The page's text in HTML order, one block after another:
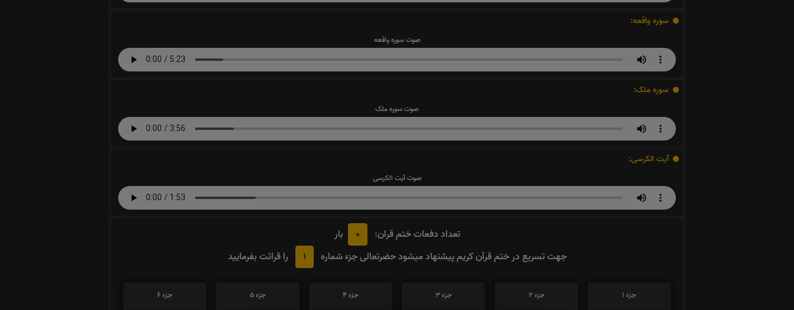
سوره واقعه:
صوت سوره واقعه
سوره ملک:
صوت سوره ملک
آیت الکرسی:
صوت آیت الکرسی
تعداد دفعات ختم قران: 0
بار
جهت تسریع در ختم قرآن کریم پیشنهاد میشود حضرتعالی جزء شماره
1 را قرائت بفرمایید
جزء 1
جزء 2
جزء 3
جزء 4
جزء 5
جزء 6